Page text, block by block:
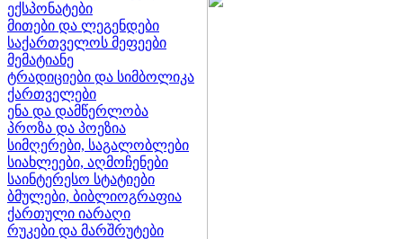
ექსპონატები
მითები და ლეგენდები
საქართველოს მეფეები
მემატიანე
ტრადიციები და სიმბოლიკა
ქართველები
ენა და დამწერლობა
პროზა და პოეზია
სიმღერები, საგალობლები
სიახლეები, აღმოჩენები
საინტერესო სტატიები
ბმულები, ბიბლიოგრაფია
ქართული იარაღი
რუკები და მარშრუტები